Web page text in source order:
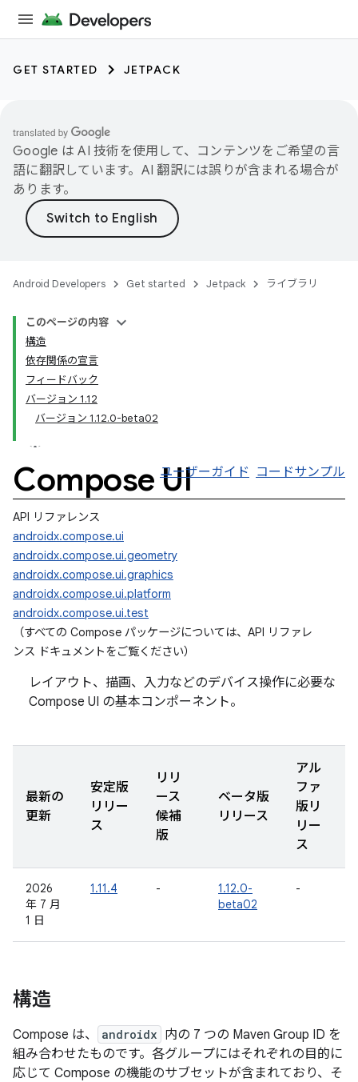
GET STARTED JETPACK
Google は AI 技術を使用して、コンテンツをご希望の言
語に翻訳しています。AI 翻訳には誤りが含まれる場合が
あります。
Android Developers Get started Jetpack ライブラリ
このページの内容
構造
依存関係の宣言
フィードバック
バージョン 1.12
バージョン 1.12.0-beta02
Compose UIユーザーガイド コードサンプル
API リファレンス
androidx.compose.ui
androidx.compose.ui.geometry
androidx.compose.ui.graphics
androidx.compose.ui.platform
androidx.compose.ui.test
（すべての Compose パッケージについては、API リファレ
ンス ドキュメントをご覧ください）
レイアウト、描画、入力などのデバイス操作に必要な
Compose UI の基本コンポーネント。
最新の
更新
安定版
リリー
ス
リリ
ース
候補
版
ベータ版
リリース
アル
ファ
版リ
リー
ス
2026
年 7 月
1 日
1.11.4 -
1.12.0-
beta02
-
構造
Compose は、 androidx 内の 7 つの Maven Group ID を
組み合わせたものです。各グループにはそれぞれの目的に
応じて Compose の機能のサブセットが含まれており、そ